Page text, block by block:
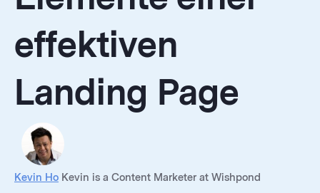
effektiven
Landing Page
Kevin Ho Kevin is a Content Marketer at Wishpond